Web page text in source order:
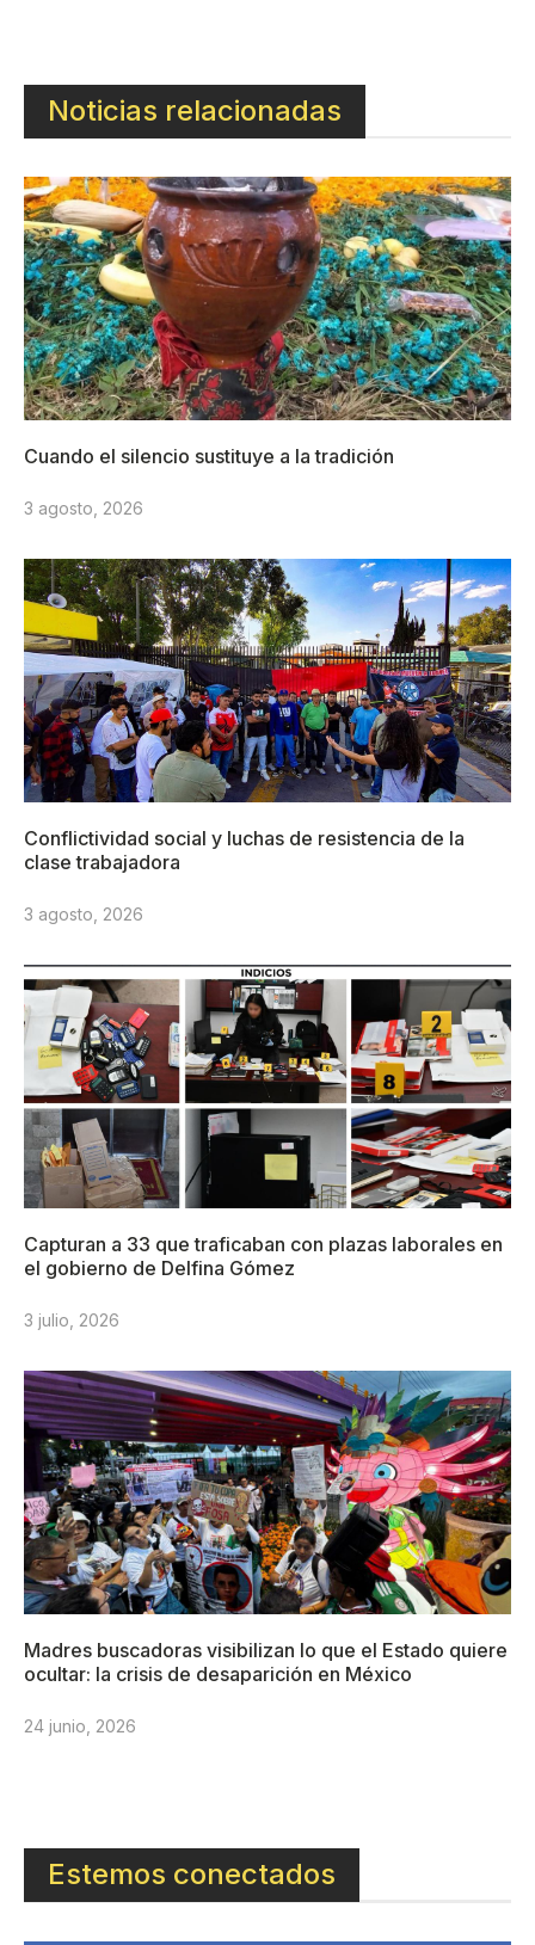
Noticias relacionadas
Cuando el silencio sustituye a la tradición
3 agosto, 2026
Conflictividad social y luchas de resistencia de la
clase trabajadora
3 agosto, 2026
Capturan a 33 que traficaban con plazas laborales en
el gobierno de Delfina Gómez
3 julio, 2026
Madres buscadoras visibilizan lo que el Estado quiere
ocultar: la crisis de desaparición en México
24 junio, 2026
Estemos conectados